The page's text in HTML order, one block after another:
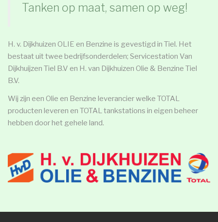
Tanken op maat, samen op weg!
H. v. Dijkhuizen OLIE en Benzine is gevestigd in Tiel. Het
bestaat uit twee bedrijfsonderdelen; Servicestation Van
Dijkhuijzen Tiel B.V en H. van Dijkhuizen Olie & Benzine Tiel
B.V.
Wij zijn een Olie en Benzine leverancier welke TOTAL
producten leveren en TOTAL tankstations in eigen beheer
hebben door het gehele land.